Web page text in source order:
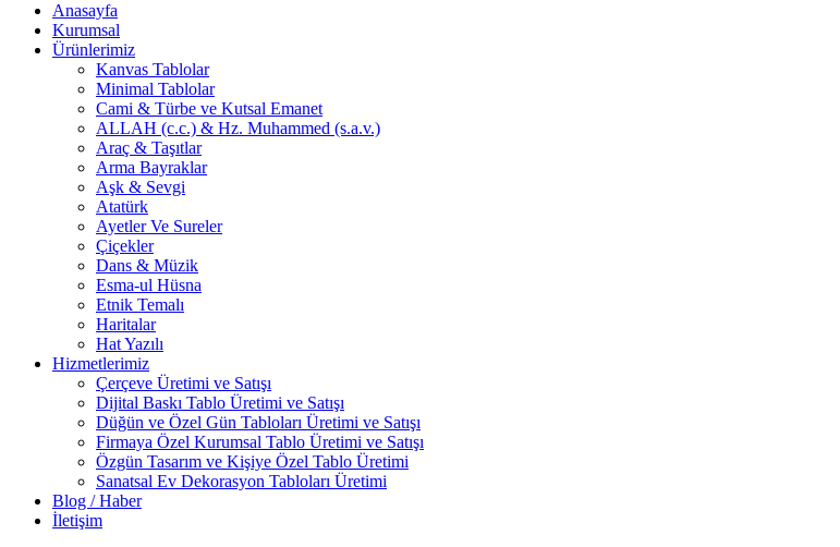
Anasayfa
Kurumsal
Ürünlerimiz
Kanvas Tablolar
Minimal Tablolar
Cami & Türbe ve Kutsal Emanet
ALLAH (c.c.) & Hz. Muhammed (s.a.v.)
Araç & Taşıtlar
Arma Bayraklar
Aşk & Sevgi
Atatürk
Ayetler Ve Sureler
Çiçekler
Dans & Müzik
Esma-ul Hüsna
Etnik Temalı
Haritalar
Hat Yazılı
Hizmetlerimiz
Çerçeve Üretimi ve Satışı
Dijital Baskı Tablo Üretimi ve Satışı
Düğün ve Özel Gün Tabloları Üretimi ve Satışı
Firmaya Özel Kurumsal Tablo Üretimi ve Satışı
Özgün Tasarım ve Kişiye Özel Tablo Üretimi
Sanatsal Ev Dekorasyon Tabloları Üretimi
Blog / Haber
İletişim